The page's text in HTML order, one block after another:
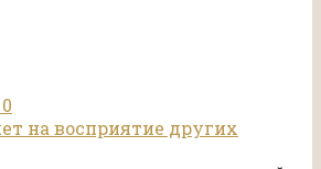
0
на восприятие других